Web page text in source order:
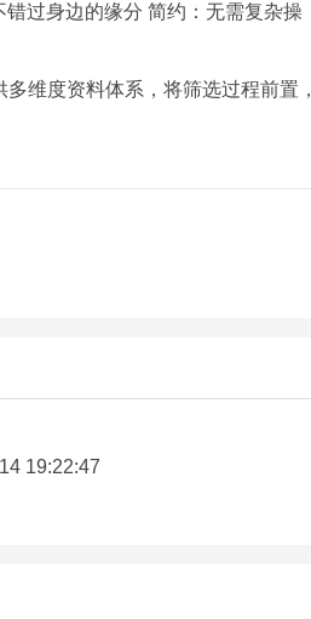
过身边的缘分 简约：无需复杂操
维度资料体系，将筛选过程前置，
19:22:47